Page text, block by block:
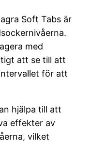
Soft Tabs är
med
att se till att
för att
hjälpa till att
effekter av
vilket